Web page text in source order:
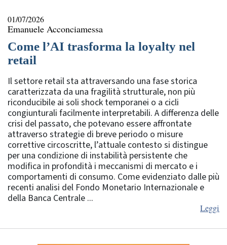
01/07/2026
Emanuele Acconciamessa
Come l’AI trasforma la loyalty nel
retail
Il settore retail sta attraversando una fase storica
caratterizzata da una fragilità strutturale, non più
riconducibile ai soli shock temporanei o a cicli
congiunturali facilmente interpretabili. A differenza delle
crisi del passato, che potevano essere affrontate
attraverso strategie di breve periodo o misure
correttive circoscritte, l’attuale contesto si distingue
per una condizione di instabilità persistente che
modifica in profondità i meccanismi di mercato e i
comportamenti di consumo. Come evidenziato dalle più
recenti analisi del Fondo Monetario Internazionale e
della Banca Centrale ...
Leggi